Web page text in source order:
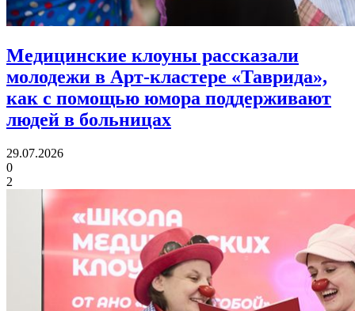
Медицинские клоуны рассказали
молодежи в Арт-кластере «Таврида»,
как с помощью юмора поддерживают
людей в больницах
29.07.2026
0
2